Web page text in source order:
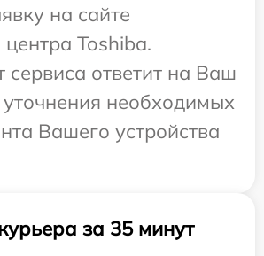
на сайте
центра Toshiba.
сервиса ответит на Ваш
необходимых
Вашего устройства
за 35 минут